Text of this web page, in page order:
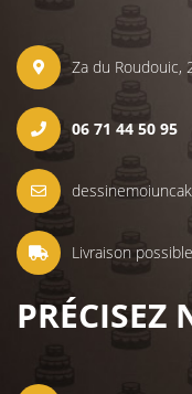
Za du Roudouic,
06 71 44 50 95
Livraison possible
PRÉCISEZ